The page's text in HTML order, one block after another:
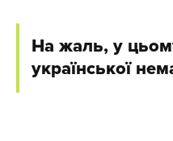
На жаль, у
української